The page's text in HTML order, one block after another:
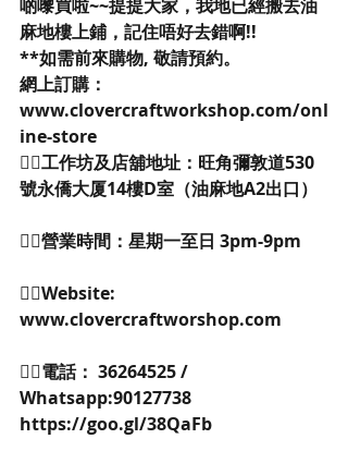
啲嚟買啦~~提提大家，我地已經搬去油
麻地樓上鋪，記住唔好去錯啊!!
**如需前來購物, 敬請預約。
網上訂購：
www.clovercraftworkshop.com/onl
ine-store
👉🏻工作坊及店舖地址：旺角彌敦道530
號永僑大厦14樓D室（油麻地A2出口）
👉🏻營業時間：星期一至日 3pm-9pm
👉🏻Website:
www.clovercraftworshop.com
👉🏻電話： 36264525 /
Whatsapp:90127738
https://goo.gl/38QaFb